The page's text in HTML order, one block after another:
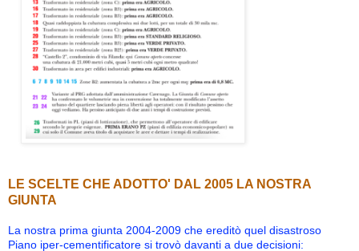
LE SCELTE CHE ADOTTO' DAL 2005 LA NOSTRA
GIUNTA
La nostra prima giunta 2004-2009 che ereditò quel disastroso
Piano iper-cementificatore si trovò davanti a due decisioni: